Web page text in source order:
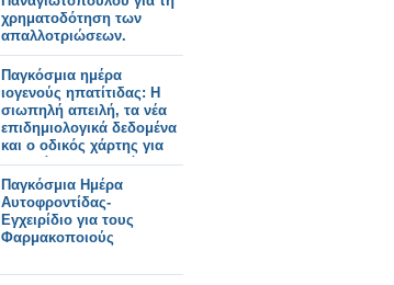
χρηματοδότηση των
απαλλοτριώσεων.
Παγκόσμια ημέρα
ιογενούς ηπατίτιδας: Η
σιωπηλή απειλή, τα νέα
επιδημιολογικά δεδομένα
και ο οδικός χάρτης για
την εξάλειψη της νόσου
Παγκόσμια Ημέρα
Αυτοφροντίδας-
Εγχειρίδιο για τους
Φαρμακοποιούς